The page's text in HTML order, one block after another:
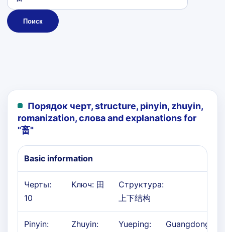
Поиск
Порядок черт, structure, pinyin, zhuyin,
romanization, слова and explanations for
"畜"
Basic information
Черты:
10
Ключ: 田
Структура:
上下结构
Pinyin:
Zhuyin:
Yueping:
Guangdong: